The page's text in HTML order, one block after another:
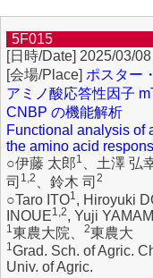
5F015
2025/03/
ポスター
アミノ酸応答性因子
CNBP の機能解析
Functional analysis of
the amino acid
○伊藤 太郎1 、土澤 弘
司 1,2 、鈴木 司 2
○Taro ITO1, Hiroyuki
INOUE1,2, Yuji
1東農大院、 2東農大
1Grad. Sch. of Agric.
Univ. of Agric.